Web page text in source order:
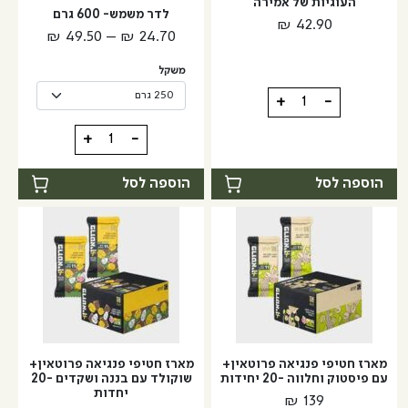
העוגיות של אמירה
₪ 42.90
-
כמות
של
טבעוניים
העוגיות
אמירה
+
הוספה לסל
לדר משמש- 600 גרם
₪ 24.70
–
₪ 49.50
משקל
-
כמות
של
לדר
משמש-
+
הוספה לסל
האפשרויות
המוצר
מארז חטיפי פנגיאה פרוטאין+
עם פיסטוק וחלווה -20 יחידות
₪ 139
מארז חטיפי פנגיאה פרוטאין+
שוקולד עם בננה ושקדים -20
יחדות